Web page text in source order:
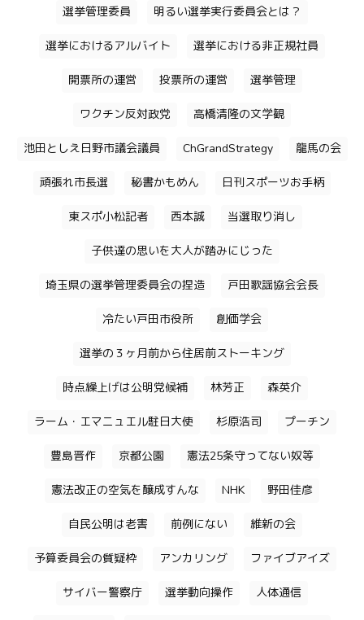
選挙管理委員 明るい選挙実行委員会とは？
選挙におけるアルバイト 選挙における非正規社員
開票所の運営 投票所の運営 選挙管理
ワクチン反対政党 高橋清隆の文学観
池田としえ日野市議会議員 ChGrandStrategy 龍馬の会
頑張れ市長選 秘書かもめん 日刊スポーツお手柄
東スポ小松記者 西本誠 当選取り消し
子供達の思いを大人が踏みにじった
埼玉県の選挙管理委員会の捏造 戸田歌謡協会会長
冷たい戸田市役所 創価学会
選挙の３ヶ月前から住居前ストーキング
時点繰上げは公明党候補 林芳正 森英介
ラーム・エマニュエル駐日大使 杉原浩司 プーチン
豊島晋作 京都公園 憲法25条守ってない奴等
憲法改正の空気を醸成すんな NHK 野田佳彦
自民公明は老害 前例にない 維新の会
予算委員会の質疑枠 アンカリング ファイブアイズ
サイバー警察庁 選挙動向操作 人体通信